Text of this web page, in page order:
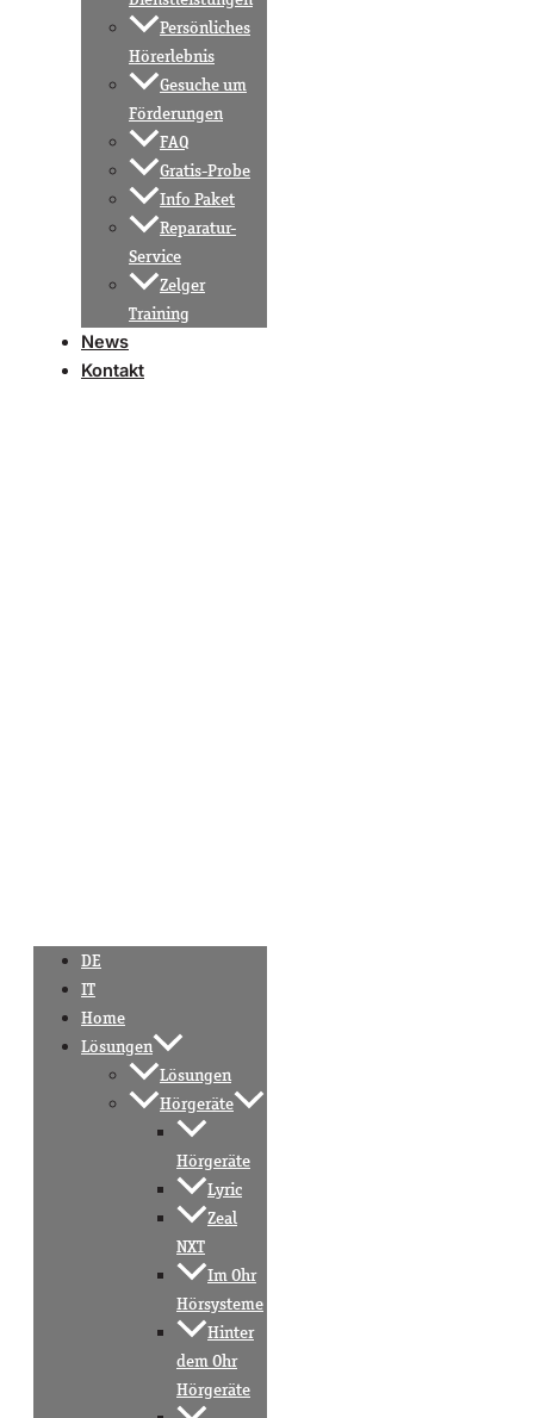
Persönliches
Hörerlebnis
Gesuche um
Förderungen
FAQ
Gratis-Probe
Info Paket
Reparatur-
Service
Zelger
Training
News
Kontakt
DE
IT
Home
Lösungen
Lösungen
Hörgeräte
Hörgeräte
Lyric
Zeal
NXT
Im Ohr
Hörsysteme
Hinter
dem Ohr
Hörgeräte